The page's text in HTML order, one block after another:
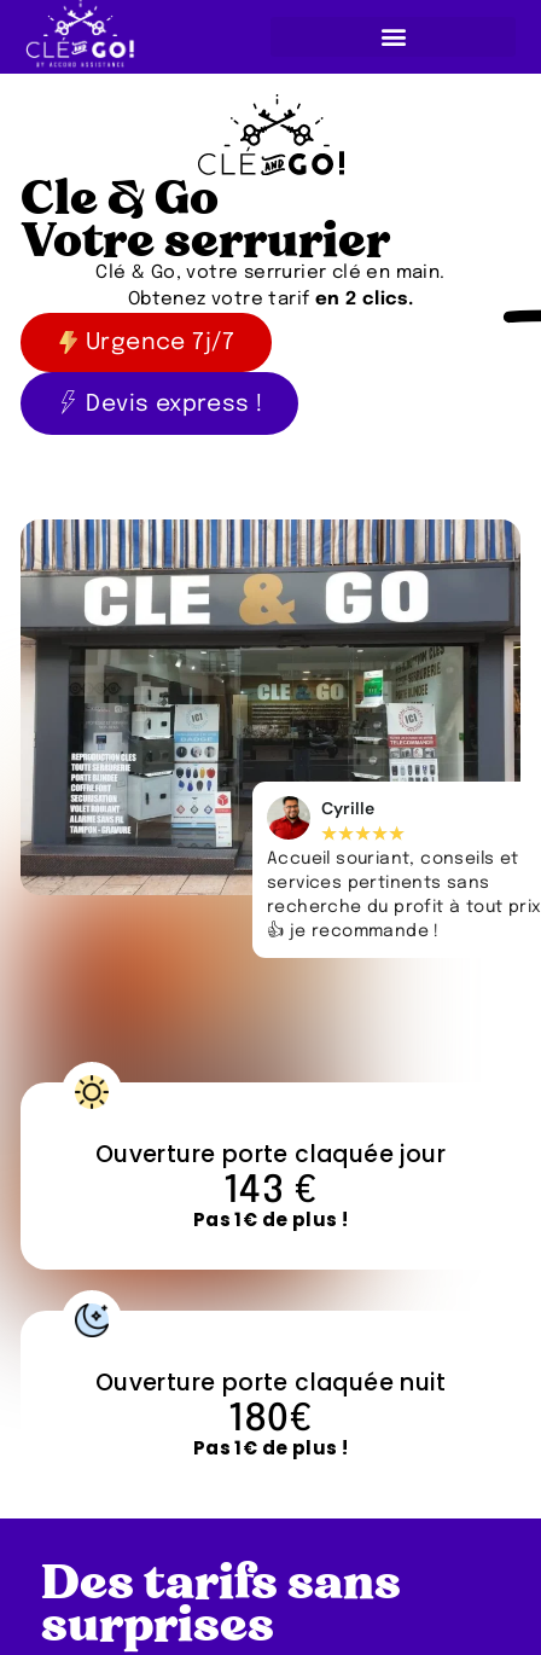
Cle & Go
Votre serrurier
Clé & Go, votre serrurier clé en main.
Obtenez votre tarif en 2 clics.
Urgence 7j/7
Devis express !
Cyrille
★★★★★
Accueil souriant, conseils et
services pertinents sans
recherche du profit à tout
👍 je recommande !
Ouverture porte claquée jour
143 €
Pas 1€ de plus !
Ouverture porte claquée nuit
180€
Pas 1€ de plus !
Des tarifs sans
surprises